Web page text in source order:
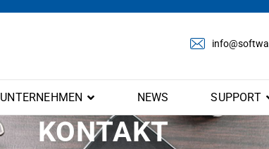
UNTERNEHMEN NEWS SUPPORT
KONTAKT